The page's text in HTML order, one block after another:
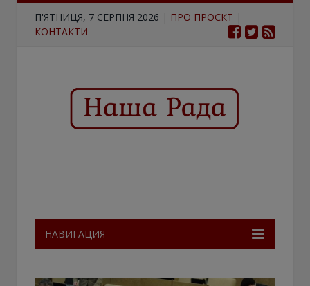
П'ЯТНИЦЯ, 7 СЕРПНЯ 2026 | ПРО ПРОЄКТ |
КОНТАКТИ
НАВИГАЦИЯ